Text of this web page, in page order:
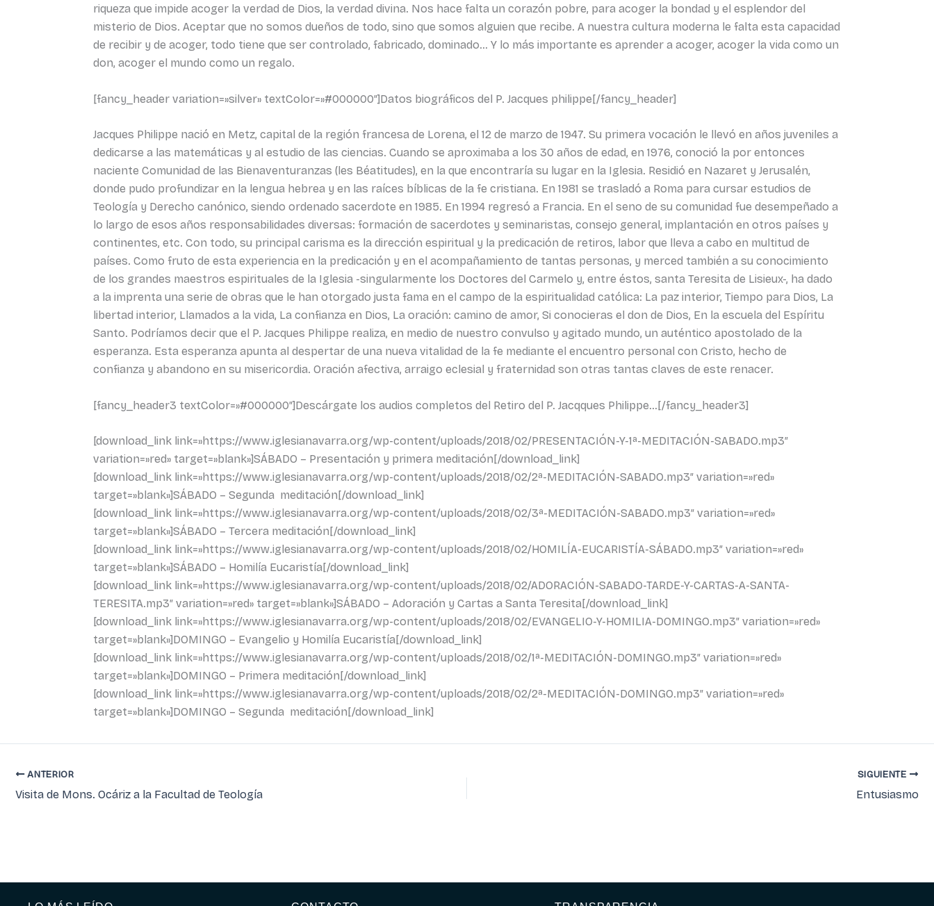
riqueza que impide acoger la verdad de Dios, la verdad divina. Nos hace falta un corazón pobre, para acoger la bondad y el esplendor del
misterio de Dios. Aceptar que no somos dueños de todo, sino que somos alguien que recibe. A nuestra cultura moderna le falta esta capacidad
de recibir y de acoger, todo tiene que ser controlado, fabricado, dominado… Y lo más importante es aprender a acoger, acoger la vida como un
don, acoger el mundo como un regalo.
[fancy_header variation=»silver» textColor=»#000000″]Datos biográficos del P. Jacques philippe[/fancy_header]
Jacques Philippe nació en Metz, capital de la región francesa de Lorena, el 12 de marzo de 1947. Su primera vocación le llevó en años juveniles a
dedicarse a las matemáticas y al estudio de las ciencias. Cuando se aproximaba a los 30 años de edad, en 1976, conoció la por entonces
naciente Comunidad de las Bienaventuranzas (les Béatitudes), en la que encontraría su lugar en la Iglesia. Residió en Nazaret y Jerusalén,
donde pudo profundizar en la lengua hebrea y en las raíces bíblicas de la fe cristiana. En 1981 se trasladó a Roma para cursar estudios de
Teología y Derecho canónico, siendo ordenado sacerdote en 1985. En 1994 regresó a Francia. En el seno de su comunidad fue desempeñado a
lo largo de esos años responsabilidades diversas: formación de sacerdotes y seminaristas, consejo general, implantación en otros países y
continentes, etc. Con todo, su principal carisma es la dirección espiritual y la predicación de retiros, labor que lleva a cabo en multitud de
países. Como fruto de esta experiencia en la predicación y en el acompañamiento de tantas personas, y merced también a su conocimiento
de los grandes maestros espirituales de la Iglesia -singularmente los Doctores del Carmelo y, entre éstos, santa Teresita de Lisieux-, ha dado
a la imprenta una serie de obras que le han otorgado justa fama en el campo de la espiritualidad católica: La paz interior, Tiempo para Dios, La
libertad interior, Llamados a la vida, La confianza en Dios, La oración: camino de amor, Si conocieras el don de Dios, En la escuela del Espíritu
Santo. Podríamos decir que el P. Jacques Philippe realiza, en medio de nuestro convulso y agitado mundo, un auténtico apostolado de la
esperanza. Esta esperanza apunta al despertar de una nueva vitalidad de la fe mediante el encuentro personal con Cristo, hecho de
confianza y abandono en su misericordia. Oración afectiva, arraigo eclesial y fraternidad son otras tantas claves de este renacer.
[fancy_header3 textColor=»#000000″]Descárgate los audios completos del Retiro del P. Jacqques Philippe…[/fancy_header3]
[download_link link=»https://www.iglesianavarra.org/wp-content/uploads/2018/02/PRESENTACIÓN-Y-1ª-MEDITACIÓN-SABADO.mp3″
variation=»red» target=»blank»]SÁBADO – Presentación y primera meditación[/download_link]
[download_link link=»https://www.iglesianavarra.org/wp-content/uploads/2018/02/2ª-MEDITACIÓN-SABADO.mp3″ variation=»red»
target=»blank»]SÁBADO – Segunda meditación[/download_link]
[download_link link=»https://www.iglesianavarra.org/wp-content/uploads/2018/02/3ª-MEDITACIÓN-SABADO.mp3″ variation=»red»
target=»blank»]SÁBADO – Tercera meditación[/download_link]
[download_link link=»https://www.iglesianavarra.org/wp-content/uploads/2018/02/HOMILÍA-EUCARISTÍA-SÁBADO.mp3″ variation=»red»
target=»blank»]SÁBADO – Homilía Eucaristía[/download_link]
[download_link link=»https://www.iglesianavarra.org/wp-content/uploads/2018/02/ADORACIÓN-SABADO-TARDE-Y-CARTAS-A-SANTA-
TERESITA.mp3″ variation=»red» target=»blank»]SÁBADO – Adoración y Cartas a Santa Teresita[/download_link]
[download_link link=»https://www.iglesianavarra.org/wp-content/uploads/2018/02/EVANGELIO-Y-HOMILIA-DOMINGO.mp3″ variation=»red»
target=»blank»]DOMINGO – Evangelio y Homilía Eucaristía[/download_link]
[download_link link=»https://www.iglesianavarra.org/wp-content/uploads/2018/02/1ª-MEDITACIÓN-DOMINGO.mp3″ variation=»red»
target=»blank»]DOMINGO – Primera meditación[/download_link]
[download_link link=»https://www.iglesianavarra.org/wp-content/uploads/2018/02/2ª-MEDITACIÓN-DOMINGO.mp3″ variation=»red»
target=»blank»]DOMINGO – Segunda meditación[/download_link]
ANTERIOR
Visita de Mons. Ocáriz a la Facultad de Teología
SIGUIENTE
Entusiasmo